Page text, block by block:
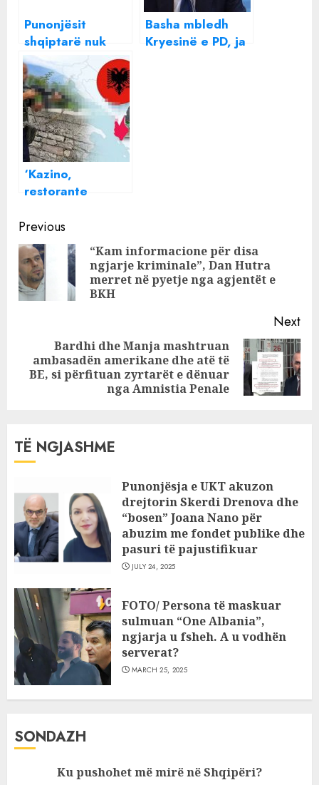
Punonjësit
shqiptarë nuk
janë më të
preferuarit e
Gjermanisë,
përgjysmohen
lejet e qëndrimit
Basha mbledh
Kryesinë e PD, ja
‘Kazino,
restorante
SHQIPTARE,
interesat që ka
në Meksikë dhe
cilët janë aleatët
e saj?
Continue
Reading
Previous
“Kam informacione për disa
ngjarje kriminale”, Dan Hutra
merret në pyetje nga agjentët e
BKH
Next
Next
post:
Bardhi dhe Manja mashtruan
ambasadën amerikane dhe atë të
BE, si përfituan zyrtarët e dënuar
nga Amnistia Penale
TË NGJASHME
Punonjësja e UKT akuzon
drejtorin Skerdi Drenova dhe
“bosen” Joana Nano për
abuzim me fondet publike dhe
pasuri të pajustifikuar
JULY 24, 2025
FOTO/ Persona të maskuar
sulmuan “One Albania”,
ngjarja u fsheh. A u vodhën
serverat?
MARCH 25, 2025
SONDAZH
Ku pushohet më mirë në Shqipëri?